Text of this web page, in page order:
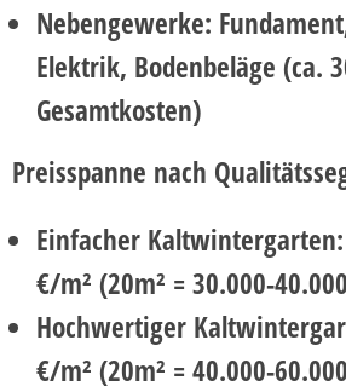
Nebengewerke:
Elektrik, Bodenbeläge (ca.
Gesamtkosten)
Preisspanne nach
Einfacher Kaltwintergarten:
€/m² (20m² = 30.000-
Hochwertiger
€/m² (20m² = 40.000-